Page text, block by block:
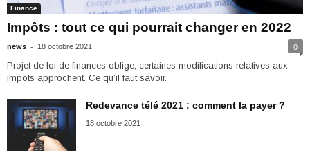
Finance
Impôts : tout ce qui pourrait changer en 2022
news - 18 octobre 2021 0
Projet de loi de finances oblige, certaines modifications relatives aux
impôts approchent. Ce qu’il faut savoir.
Redevance télé 2021 : comment la payer ?
18 octobre 2021